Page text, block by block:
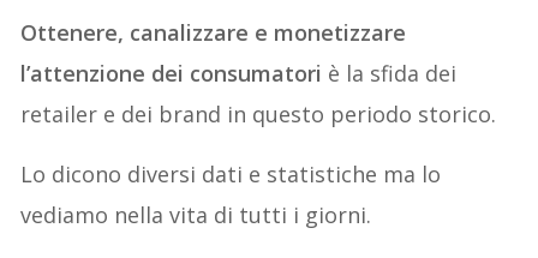
Ottenere, canalizzare e monetizzare
l’attenzione dei consumatori è la sfida dei
retailer e dei brand in questo periodo storico.
Lo dicono diversi dati e statistiche ma lo
vediamo nella vita di tutti i giorni.